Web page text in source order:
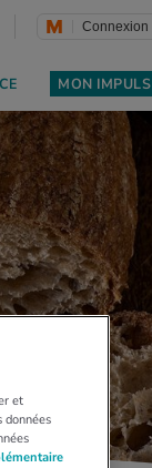
Connexion
MON IMPULS
et
données